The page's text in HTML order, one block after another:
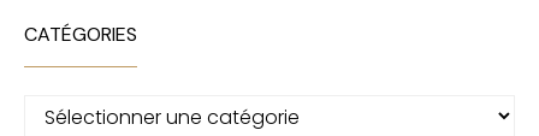
CATÉGORIES
Catégories